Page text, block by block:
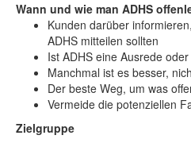
Wann und wie man ADHS
Kunden darüber
ADHS mitteilen sollten
Ist ADHS eine Ausrede
Manchmal ist es besser,
Der beste Weg, um was
Vermeide die potenziellen
Zielgruppe